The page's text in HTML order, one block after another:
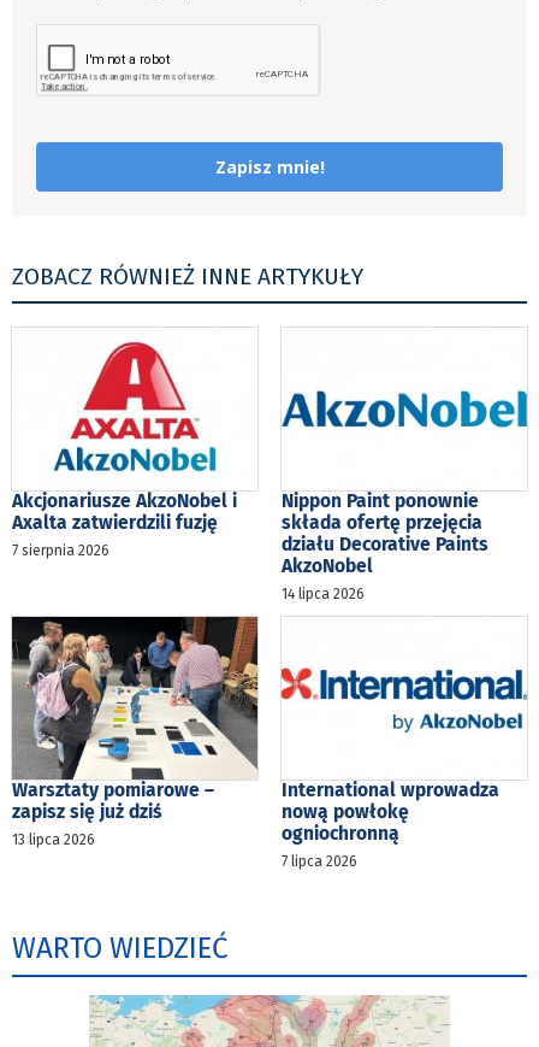
Zapisz mnie!
ZOBACZ RÓWNIEŻ INNE ARTYKUŁY
Akcjonariusze AkzoNobel i
Axalta zatwierdzili fuzję
7 sierpnia 2026
Nippon Paint ponownie
składa ofertę przejęcia
działu Decorative Paints
AkzoNobel
14 lipca 2026
Warsztaty pomiarowe –
zapisz się już dziś
13 lipca 2026
International wprowadza
nową powłokę
ogniochronną
7 lipca 2026
WARTO WIEDZIEĆ